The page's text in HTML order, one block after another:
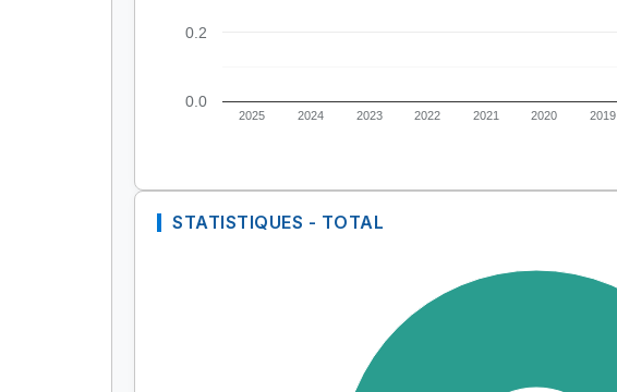
2025 2024 2023 2022 2021 2020 2019
0.0
0.2
STATISTIQUES - TOTAL